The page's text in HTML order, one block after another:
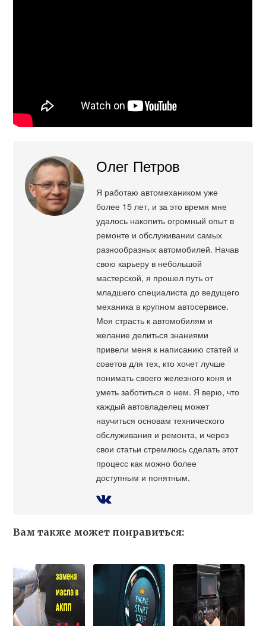
Олег Петров
Я работаю автомехаником уже
более 15 лет, и за это время мне
удалось накопить огромный опыт в
ремонте и обслуживании самых
разнообразных автомобилей. Начав
свою карьеру в небольшой
мастерской, я прошел путь от
младшего специалиста до ведущего
механика в крупном автосервисе.
Моя страсть к автомобилям и
желание делиться знаниями
привели меня к написанию статей и
советов для тех, кто хочет лучше
понимать своего железного коня и
уметь заботиться о нем. Я верю, что
каждый автовладелец может
научиться основам технического
обслуживания и ремонта, и через
свои статьи стремлюсь сделать этот
процесс как можно более
доступным и понятным.
Вам также может понравиться: